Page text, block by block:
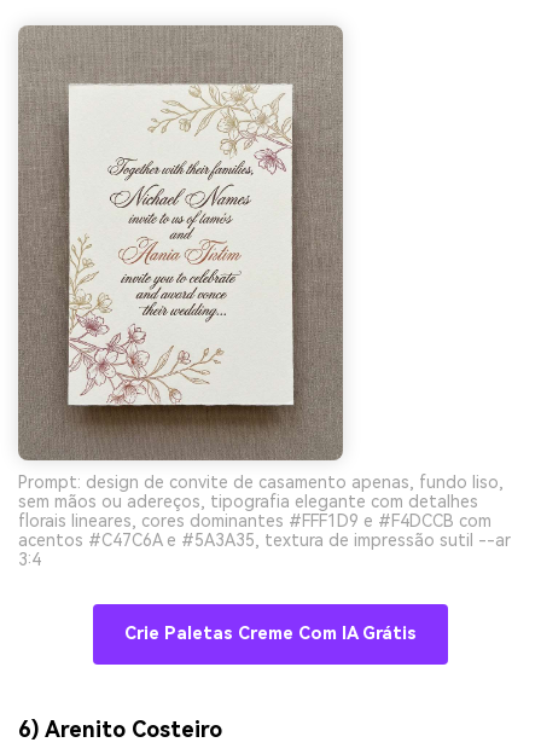
Prompt: design de convite de casamento apenas, fundo liso,
sem mãos ou adereços, tipografia elegante com detalhes
florais lineares, cores dominantes #FFF1D9 e #F4DCCB com
acentos #C47C6A e #5A3A35, textura de impressão sutil --ar
3:4
Crie Paletas Creme Com IA Grátis
6) Arenito Costeiro